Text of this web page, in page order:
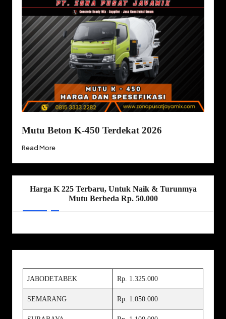
Mutu Beton K-450 Terdekat 2026
Read More
Harga K 225 Terbaru, Untuk Naik & Turunmya
Mutu Berbeda Rp. 50.000
JABODETABEK Rp. 1.325.000
SEMARANG Rp. 1.050.000